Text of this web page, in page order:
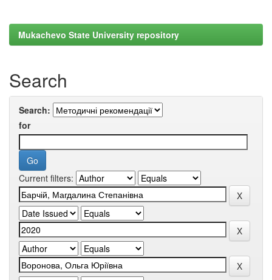
Mukachevo State University repository
Search
Search:
for
Current filters: